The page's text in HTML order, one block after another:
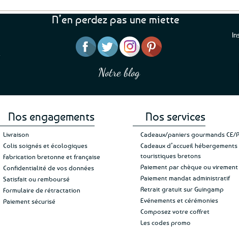
est :
“Une boutique que je recommande pour
et une équipe à l’écoute :-)”Patricia M.
“J’ai mis 5 étoiles parce
en mettre
Je suis plus que
de ma livraison. Ne
N’en perdez pas une miette
Notre blog
Nos engagements
Livraison
Colis soignés et écologiques
Fabrication bretonne et française
Confidentialité de vos données
Satisfait ou remboursé
Formulaire de rétractation
Paiement sécurisé
Nos services
Cadeaux/paniers gourmands CE/
Cadeaux d’accueil hébergements
touristiques bretons
Paiement par chèque ou virement
Paiement mandat administratif
Retrait gratuit sur Guingamp
Evénements et cérémonies
Composez votre coffret
Les codes promo